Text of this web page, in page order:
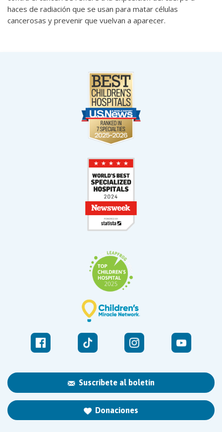
haces de radiación que se usan para matar células
cancerosas y prevenir que vuelvan a aparecer.
Suscríbete al boletín
Donaciones